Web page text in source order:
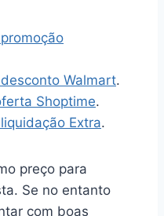
Walmart.
Shoptime.
Extra.
preço para
Se no entanto
com boas